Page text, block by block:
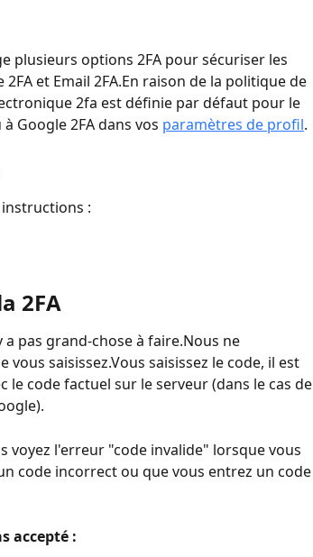
plusieurs options 2FA pour sécuriser les
et Email 2FA.En raison de la politique de
2fa est définie par défaut pour le
Google 2FA dans vos paramètres de profil.
instructions :
2FA
pas grand-chose à faire.Nous ne
saisissez.Vous saisissez le code, il est
le code factuel sur le serveur (dans le cas de
voyez l'erreur "code invalide" lorsque vous
code incorrect ou que vous entrez un code
accepté :